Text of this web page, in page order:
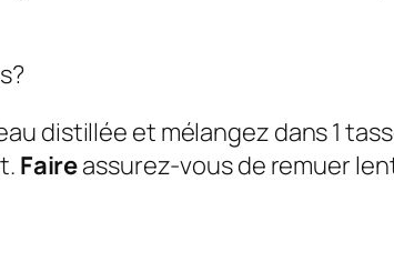
distillée et mélangez dans 1
Faireassurez-vous de remuer